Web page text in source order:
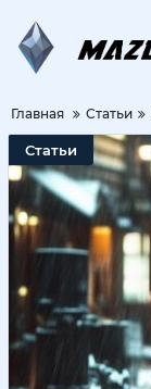
Главная Статьи
Статьи